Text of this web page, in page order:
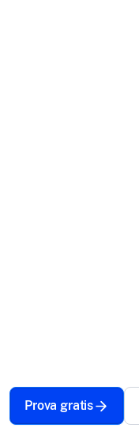
Prova gratis